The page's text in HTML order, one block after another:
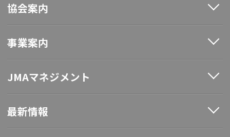
協会案内
事業案内
JMAマネジメント
最新情報